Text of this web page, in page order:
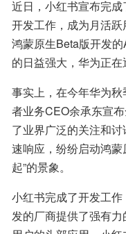
近日，小红书宣布完
开发工作，成为月活
鸿蒙原生Beta版开发
的日益强大，华为正在
事实上，在今年华为
者业务CEO余承东宣
了业界广泛的关注和
速响应，纷纷启动鸿
起”的景象。
小红书完成了开发工
发的厂商提供了强有